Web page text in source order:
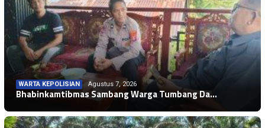
WARTA KEPOLISIAN Agustus 7, 2026
Bhabinkamtibmas Sambang Warga Tumbang Da…